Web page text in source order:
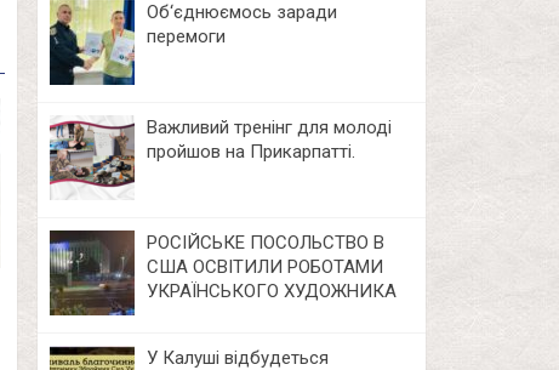
Об‘єднюємось заради
перемоги
Важливий тренінг для молоді
пройшов на Прикарпатті.
РОСІЙСЬКЕ ПОСОЛЬСТВО В
США ОСВІТИЛИ РОБОТАМИ
УКРАЇНСЬКОГО ХУДОЖНИКА
У Калуші відбудеться